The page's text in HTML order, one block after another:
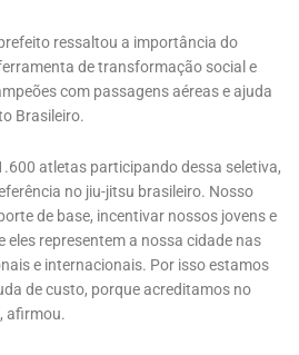
ressaltou a importância do
de transformação social e
com passagens aéreas e ajuda
Brasileiro.
atletas participando dessa seletiva,
no jiu-jitsu brasileiro. Nosso
de base, incentivar nossos jovens e
representem a nossa cidade nas
e internacionais. Por isso estamos
de custo, porque acreditamos no
afirmou.